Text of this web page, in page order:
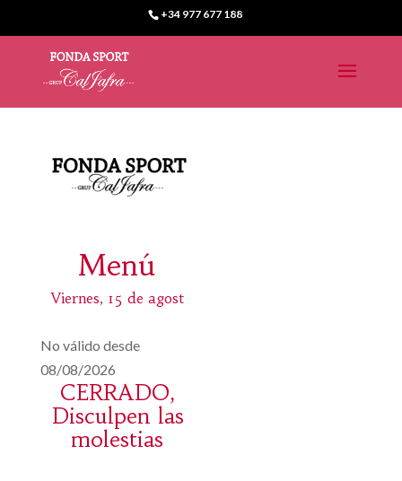
+34 977 677 188
Menú
Viernes, 15 de agost
No válido desde
08/08/2026
CERRADO,
Disculpen las
molestias